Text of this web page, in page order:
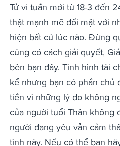
Tử vi tuần mới từ 18-3 đến
thật mạnh mẽ đối mặt với
hiện bất cứ lúc nào. Đừng
cũng có cách giải quyết,
bên bạn đây. Tình hình tài
kể nhưng bạn có phần chủ
tiền vì những lý do không
của người tuổi Thân không
người đang yêu vẫn cảm
tình này. Nếu có thể bạn